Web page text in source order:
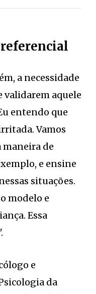
a necessidade
validarem aquele
entendo que
Vamos
de
e ensine
situações.
modelo e
Essa
e
da